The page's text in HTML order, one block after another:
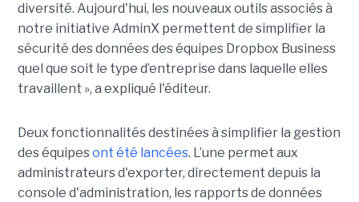
diversité. Aujourd'hui, les nouveaux outils associés à
notre initiative AdminX permettent de simplifier la
sécurité des données des équipes Dropbox Business
quel que soit le type d’entreprise dans laquelle elles
travaillent », a expliqué l'éditeur.
Deux fonctionnalités destinées à simplifier la gestion
des équipesont été lancées. L’une permet aux
administrateurs d'exporter, directement depuis la
console d'administration, les rapports de données